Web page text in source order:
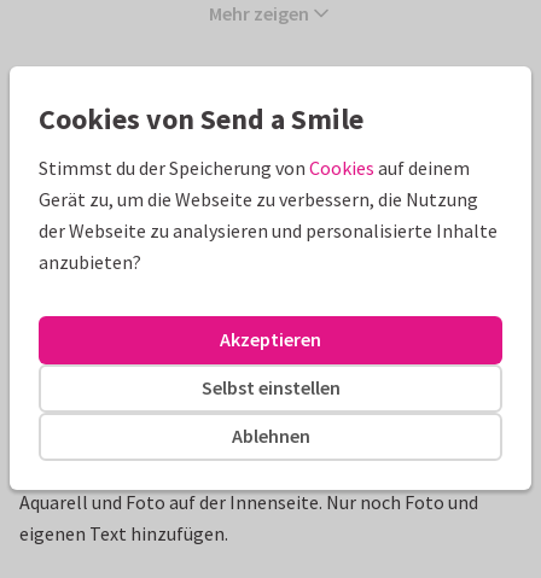
Mehr zeigen
Schöne Extras zu deiner Karte
Produktinformation
Aquarell und Foto auf der Innenseite. Nur noch Foto und
eigenen Text hinzufügen.
Cookies von Send a Smile
Stimmst du der Speicherung von Cookies auf deinem
Gerät zu, um die Webseite zu verbessern, die Nutzung
der Webseite zu analysieren und personalisierte Inhalte
anzubieten?
Ablehnen
Selbst einstellen
Akzeptieren